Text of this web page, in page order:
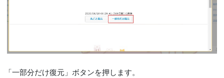
「一部分だけ復元」ボタンを押します。